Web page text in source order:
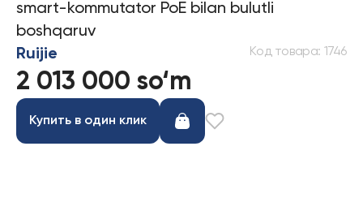
smart-kommutator PoE bilan bulutli
boshqaruv
Ruijie
Код товара: 1746
2 013 000 so‘m
Купить в один клик